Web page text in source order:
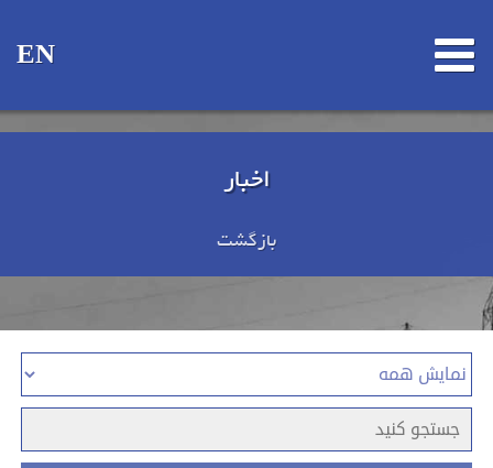
EN
اخبار
بازگشت